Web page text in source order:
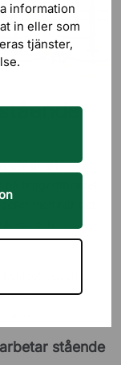
information
in eller som
tjänster,
är att
men när det
och
påverkar
stående